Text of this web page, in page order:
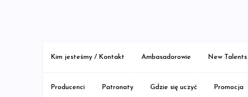
Kim jesteśmy / Kontakt Ambasadorowie New Talents
Producenci Patronaty Gdzie się uczyć Promocja